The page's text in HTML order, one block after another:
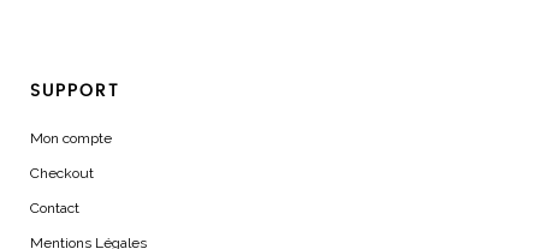
SUPPORT
Mon compte
Checkout
Contact
Mentions Légales